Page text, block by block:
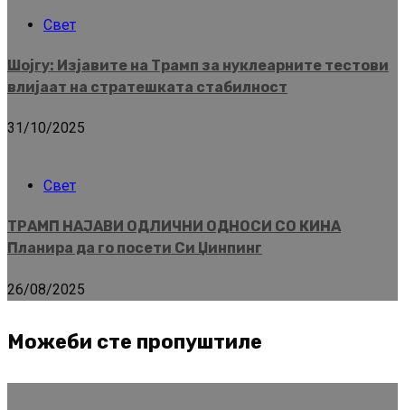
Свет
Шојгу: Изјавите на Трамп за нуклеарните тестови
влијаат на стратешката стабилност
31/10/2025
Свет
ТРАМП НАЈАВИ ОДЛИЧНИ ОДНОСИ СО КИНА
Планира да го посети Си Џинпинг
26/08/2025
Можеби сте пропуштиле